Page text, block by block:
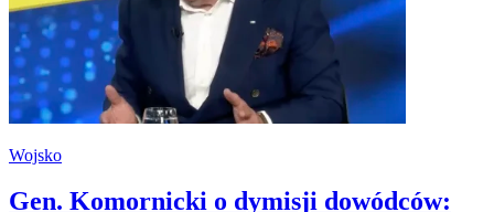
Wojsko
Gen. Komornicki o dymisji dowódców: